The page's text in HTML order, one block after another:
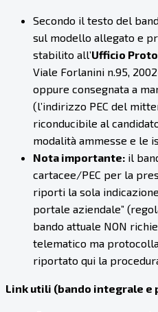
Secondo il testo del
sul modello allegato e
stabilito all’Ufficio
Viale Forlanini n.95,
oppure consegnata a
(l’indirizzo PEC del
riconducibile al
modalità ammesse e le
Nota importante: il
cartacee/PEC per la
riporti la sola
portale aziendale”
bando attuale NON
telematico ma
riportato qui la
Link utili (bando integrale e